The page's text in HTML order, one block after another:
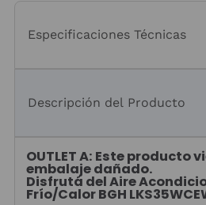
Especificaciones Técnicas
Descripción del Producto
OUTLET A: Este producto
embalaje dañado.
Disfrutá del Aire
Frío/Calor BGH